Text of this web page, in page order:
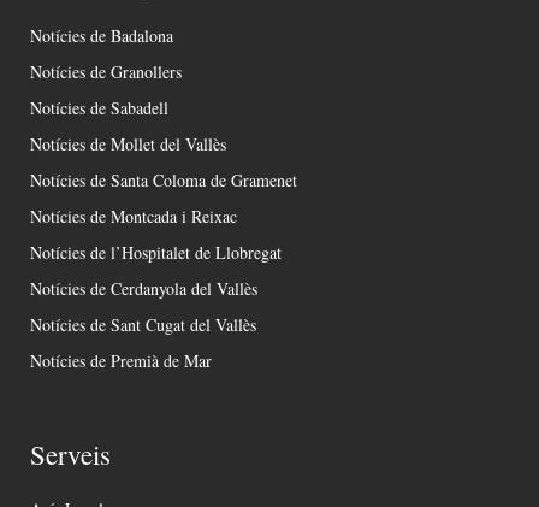
Notícies de Badalona
Notícies de Granollers
Notícies de Sabadell
Notícies de Mollet del Vallès
Notícies de Santa Coloma de Gramenet
Notícies de Montcada i Reixac
Notícies de l’Hospitalet de Llobregat
Notícies de Cerdanyola del Vallès
Notícies de Sant Cugat del Vallès
Notícies de Premià de Mar
Serveis